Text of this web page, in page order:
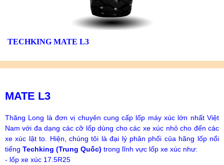
TECHKING MATE L3
MATE L3
Thăng Long là đơn vị chuyên cung cấp lốp máy xúc lớn nhất Việt
Nam với đa dạng các cỡ lốp dùng cho các xe xúc nhỏ cho đến các
xe xúc lật to. Hiện, chúng tôi là đại lý phân phối của hãng lốp nổi
tiếng Techking (Trung Quốc) trong lĩnh vực lốp xe xúc như:
- lốp xe xúc 17.5R25